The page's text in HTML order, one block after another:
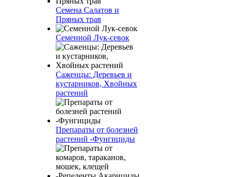
Семена Салатов и
Пряных трав
Семенной Лук-севок
Саженцы: Деревьев и
кустарников, Хвойных
растений
Препараты от болезней
растений -Фунгициды